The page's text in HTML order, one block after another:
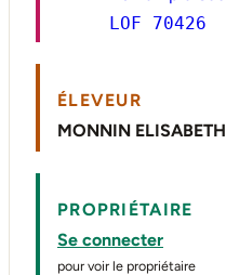
LOF 70426
ÉLEVEUR
MONNIN ELISABETH
PROPRIÉTAIRE
Se connecter
pour voir le propriétaire